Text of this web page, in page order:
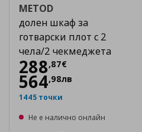
METOD
долен шкаф за
готварски плот с 2
чела/2 чекмеджета
288,87€
Цена288,87 €
564,98лв
1445 точки
Не е налично онлайн